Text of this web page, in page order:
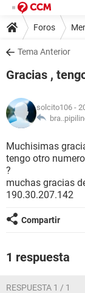
Foros
Tema Anterior
Gracias ,
solcito106 -
Muchisimas
tengo otro
?
muchas gracias
190.30.207.142
Compartir
1 respuesta
RESPUESTA 1 / 1